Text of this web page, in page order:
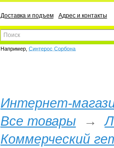
Доставка и подъем Адрес и контакты
Например, Синтерос Сорбона
Интернет-
Все товары→
Коммерческий